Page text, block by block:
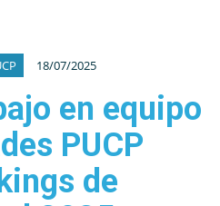
18/07/2025
en equipo
PUCP
de